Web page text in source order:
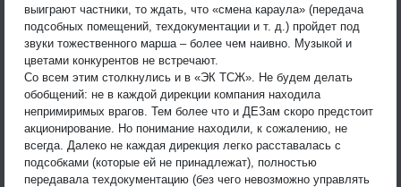
выиграют частники, то ждать, что «смена караула» (передача
подсобных помещений, техдокументации и т. д.) пройдет под
звуки тожественного марша – более чем наивно. Музыкой и
цветами конкурентов не встречают.
Со всем этим столкнулись и в «ЭК ТСЖ». Не будем делать
обобщений: не в каждой дирекции компания находила
непримиримых врагов. Тем более что и ДЕЗам скоро предстоит
акционирование. Но понимание находили, к сожалению, не
всегда. Далеко не каждая дирекция легко расставалась с
подсобками (которые ей не принадлежат), полностью
передавала техдокументацию (без чего невозможно управлять